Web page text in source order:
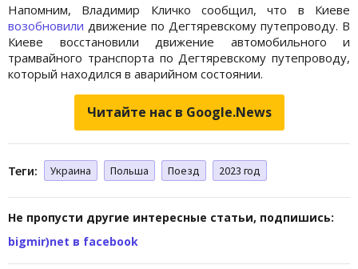
Напомним, Владимир Кличко сообщил, что в Киеве
возобновили движение по Дегтяревскому путепроводу. В
Киеве восстановили движение автомобильного и
трамвайного транспорта по Дегтяревскому путепроводу,
который находился в аварийном состоянии.
Читайте нас в Google.News
Теги: Украина Польша Поезд 2023 год
Не пропусти другие интересные статьи, подпишись:
bigmir)net в facebook